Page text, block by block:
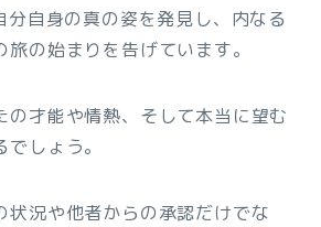
自身の真の姿を発見し、内なる
の始まりを告げています。
の才能や情熱、そして本当に望む
しょう。
状況や他者からの承認だけでな